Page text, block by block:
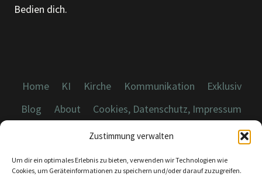
Zustimmung verwalten
Um dir ein optimales Erlebnis zu bieten, verwenden wir Technologien wie
Cookies, um Geräteinformationen zu speichern und/oder darauf zuzugreifen.
Bedien dich.
Home KI Kirche Kommunikation
Exklusiv
Blog
About Cookies, Datenschutz, Impressum